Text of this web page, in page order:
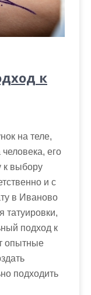
к
на теле,
его
к выбору
и с
в Иваново
татуировки,
подход к
опытные
подходить